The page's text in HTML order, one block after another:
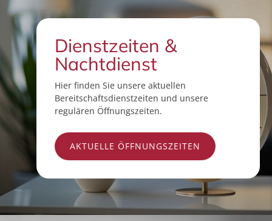
Dienstzeiten &
Nachtdienst
Hier finden Sie unsere aktuellen
Bereitschaftsdienstzeiten und unsere
regulären Öffnungszeiten.
AKTUELLE ÖFFNUNGSZEITEN